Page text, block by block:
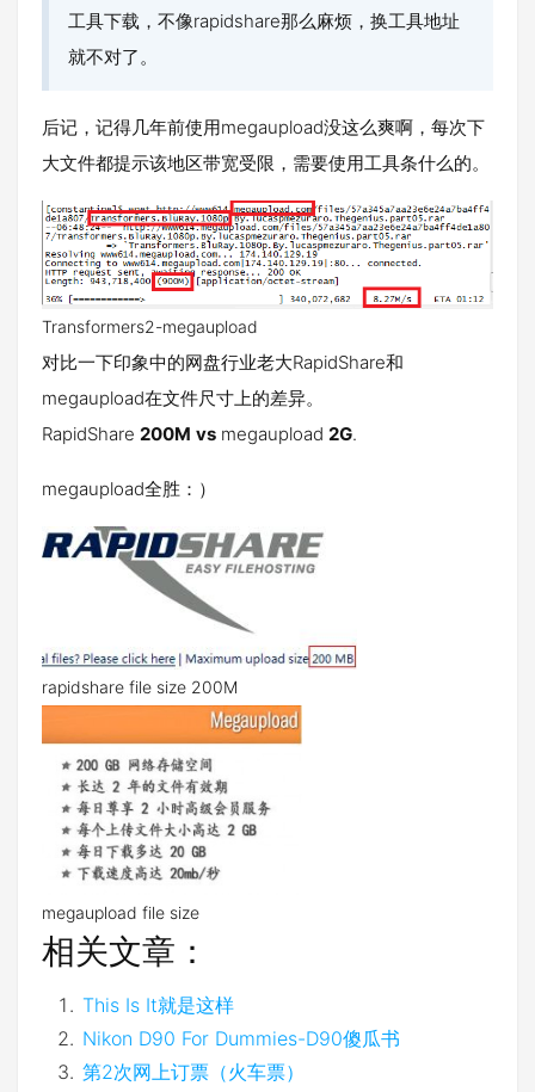
工具下载，不像rapidshare那么麻烦，换工具地址
就不对了。
后记，记得几年前使用megaupload没这么爽啊，每次下
大文件都提示该地区带宽受限，需要使用工具条什么的。
Transformers2-megaupload
对比一下印象中的网盘行业老大RapidShare和
megaupload在文件尺寸上的差异。
RapidShare 200M vs megaupload 2G.
megaupload全胜：）
rapidshare file size 200M
megaupload file size
相关文章：
This Is It就是这样
Nikon D90 For Dummies-D90傻瓜书
第2次网上订票（火车票）